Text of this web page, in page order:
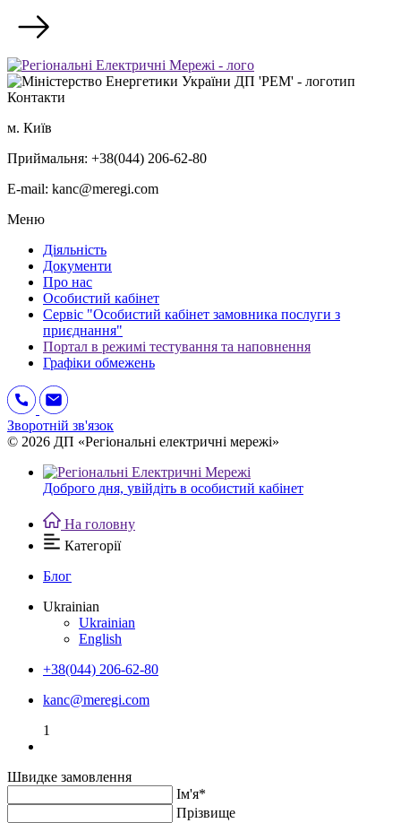
Контакти
м. Київ
Приймальня: +38(044) 206-62-80
E-mail: kanc@meregi.com
Меню
Діяльність
Документи
Про нас
Особистий кабінет
Сервіс "Особистий кабінет замовника послуги з
приєднання"
Портал в режимі тестування та наповнення
Графіки обмежень
Зворотній зв'язок
© 2026 ДП «Регіональні електричні мережі»
Доброго дня, увійдіть в особистий кабінет
На головну
Категорії
Блог
Ukrainian
Ukrainian
English
+38(044) 206-62-80
kanc@meregi.com
1
Швидке замовлення
Ім'я*
Прiзвище